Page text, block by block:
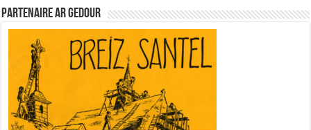
Partenaire Ar Gedour